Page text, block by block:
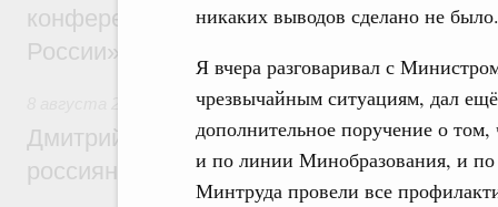
никаких выводов сделано не было.
Я вчера разговаривал с
чрезвычайным ситуациям, дал ещё
дополнительное поручение о том,
и по линии Минобразования, и
Минтруда провели все
конференции «Цифровая индустрия
России»
Спорт высших достижений и массовый
Дмитрий Чернышенко и Михаил
россиян с Днём физкультурника